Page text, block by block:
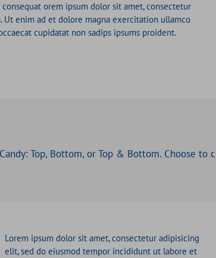
orem ipsum dolor sit amet, consectetur
enim ad et dolore magna exercitation ullamco
cupidatat non sadips ipsums proident.
Top, Bottom, or Top & Bottom. Choose to
Lorem ipsum dolor sit amet, consectetur adipisicing
elit, sed do eiusmod tempor incididunt ut labore et